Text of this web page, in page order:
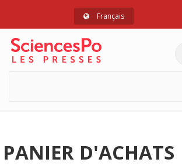
Français
PANIER D'ACHATS